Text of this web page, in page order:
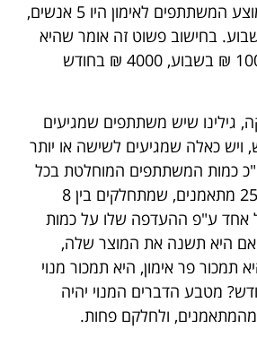
לאימון קבוצתי, שממוצע המשתתפים לאימון היו 5 אנשים,
בשבוע. בחישוב פשוט זה אומר שהיא
הרוויחה בממוצע 1000 ₪ בשבוע, 4000 ₪ בחודש
גילינו שיש משתתפים שמגיעים
ויש כאלה שמגיעים לשישה או יותר
כמות המשתתפים המוחלטת בכל
האימונים שלה היא 25 מתאמנים, שמתחלקים בין 8
אחד ע"פ ההעדפה שלו על כמות
אם היא תשנה את המוצר שלה,
תמכור פר אימון, היא תמכור מנוי
מטבע הדברים המנוי יהיה
ולחלקם פחות.